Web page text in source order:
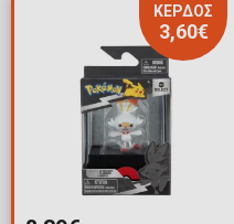
ΚΕΡΔΟΣ
3,60€